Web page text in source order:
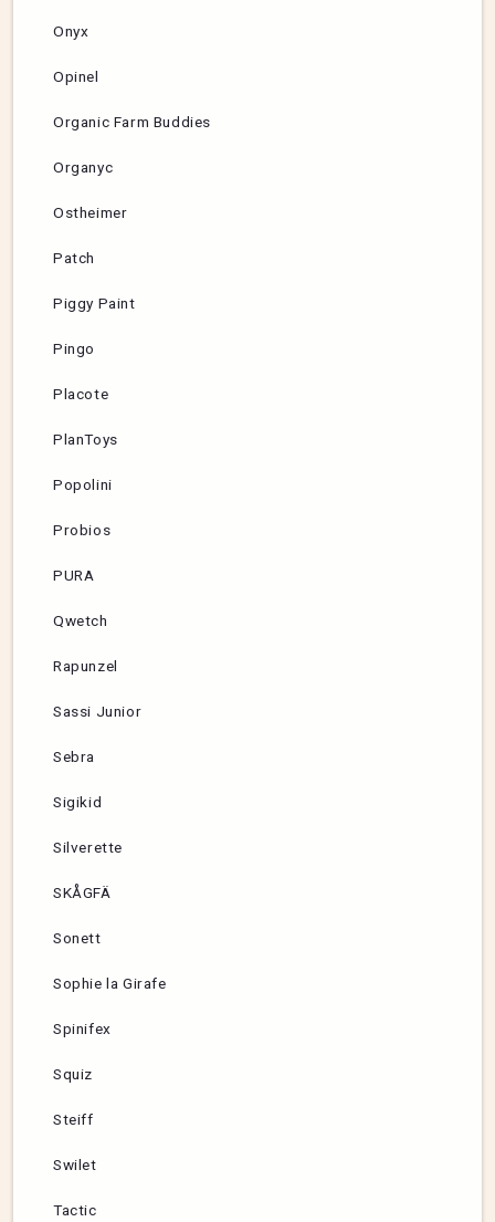
Onyx
Opinel
Organic Farm Buddies
Organyc
Ostheimer
Patch
Piggy Paint
Pingo
Placote
PlanToys
Popolini
Probios
PURA
Qwetch
Rapunzel
Sassi Junior
Sebra
Sigikid
Silverette
SKÅGFÄ
Sonett
Sophie la Girafe
Spinifex
Squiz
Steiff
Swilet
Tactic